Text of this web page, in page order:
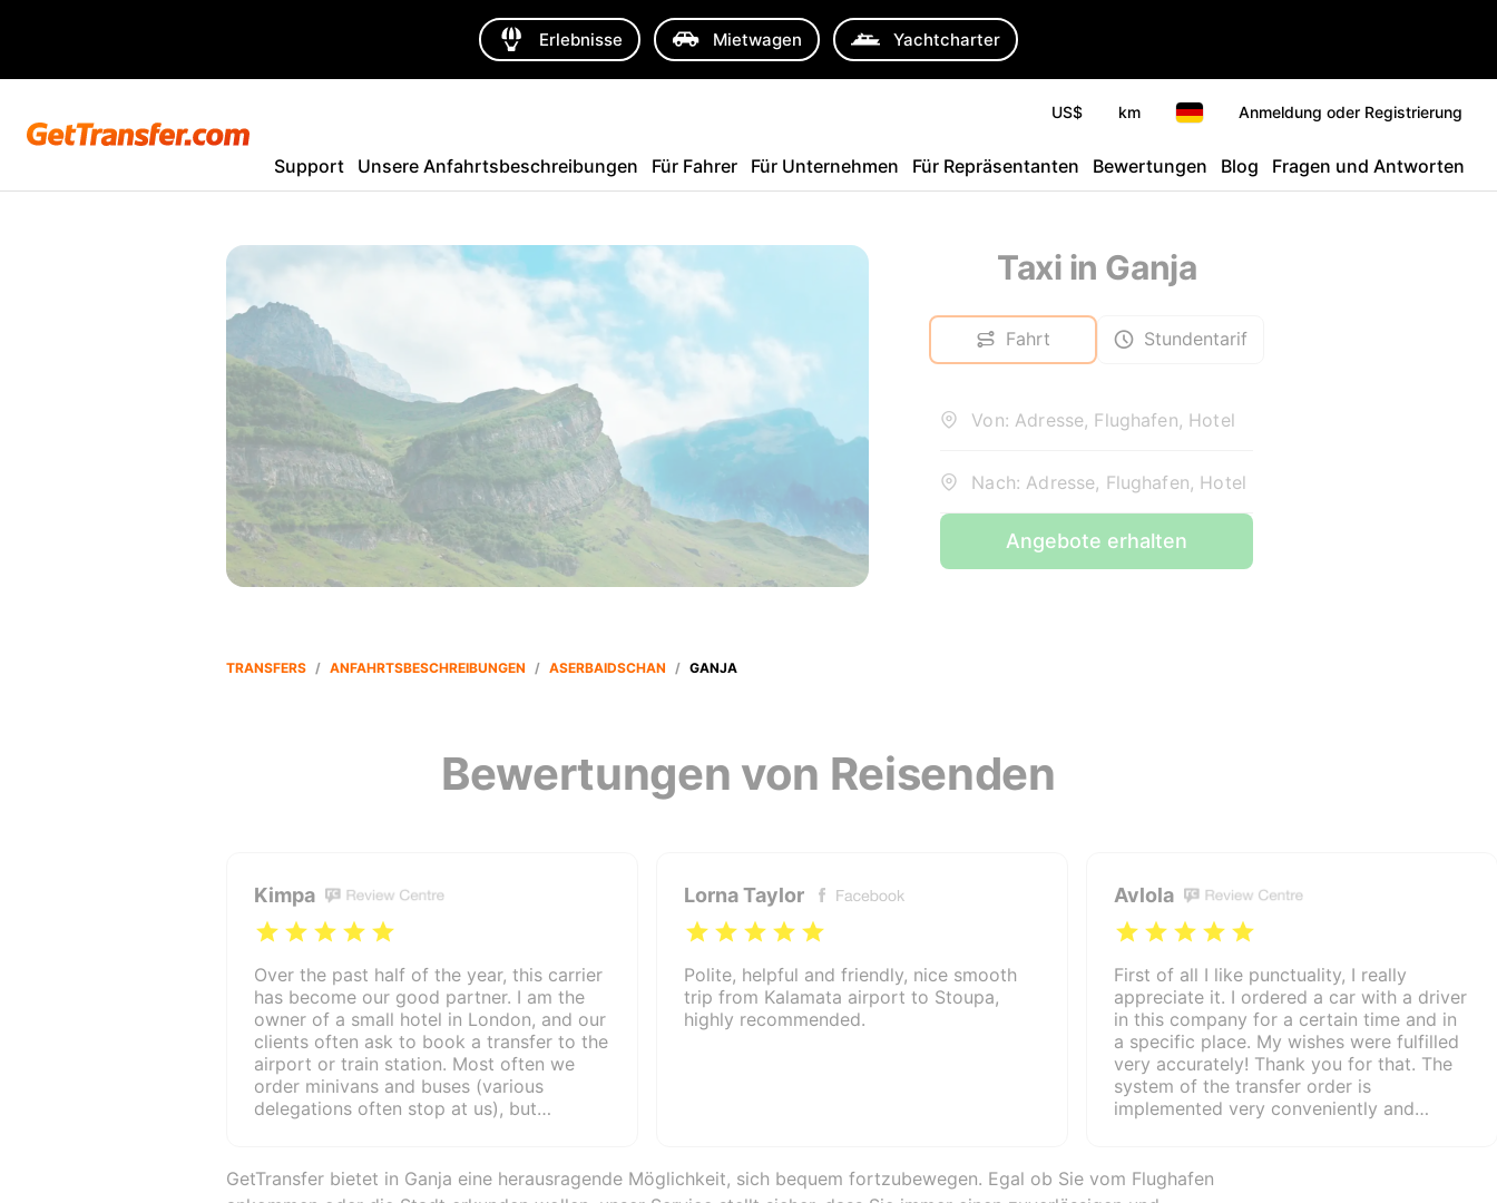
Erlebnisse Mietwagen Yachtcharter
US$ km Anmeldung oder Registrierung
Support Unsere Anfahrtsbeschreibungen Für Fahrer Für Unternehmen Für Repräsentanten Bewertungen Blog Fragen und Antworten
Taxi in Ganja
Fahrt Stundentarif
Von: Adresse, Flughafen, Hotel
Nach: Adresse, Flughafen, Hotel
Angebote erhalten
TRANSFERS / ANFAHRTSBESCHREIBUNGEN / ASERBAIDSCHAN / GANJA
Bewertungen von Reisenden
Kimpa
Over the past half of the year, this carrier
has become our good partner. I am the
owner of a small hotel in London, and our
clients often ask to book a transfer to the
airport or train station. Most often we
order minivans and buses (various
delegations often stop at us), but
business and premium classes. Not so
high level at our hotel. Order transfer is
Lorna Taylor
Polite, helpful and friendly, nice smooth
trip from Kalamata airport to Stoupa,
highly recommended.
Avlola
First of all I like punctuality, I really
appreciate it. I ordered a car with a driver
in this company for a certain time and in
a specific place. My wishes were fulfilled
very accurately! Thank you for that. The
system of the transfer order is
implemented very conveniently and
type of car. 2. I got a call to clarify some
details. 3. I paid for the trip. I liked that it
GetTransfer bietet in Ganja eine herausragende Möglichkeit, sich bequem fortzubewegen. Egal ob Sie vom Flughafen